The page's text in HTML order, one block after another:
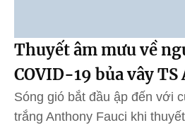
Thuyết âm mưu về
COVID-19 bủa vây
Sóng gió bắt đầu ập đến với
trắng Anthony Fauci khi